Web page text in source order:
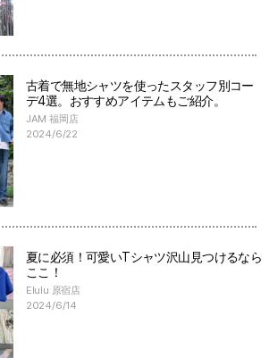
古着で無地シャツを使ったスタッフ別コー
デ4選。おすすめアイテムもご紹介。
JAM 福岡店
2024/6/22
夏に必須！可愛いTシャツ沢山見つけるなら
ここ！
Elulu 原宿店
2024/6/14